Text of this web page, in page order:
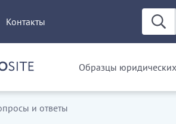
Контакты
Образцы
и ответы